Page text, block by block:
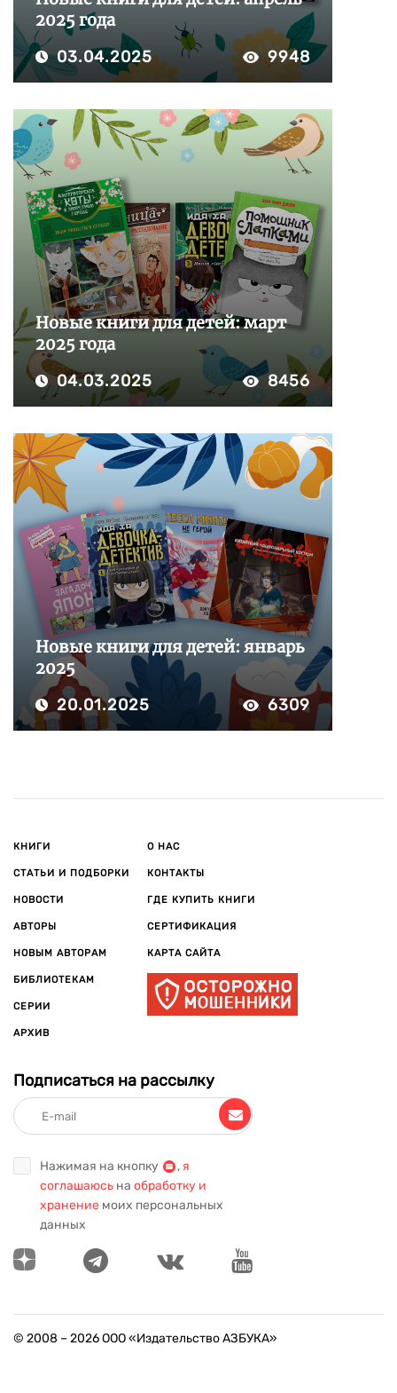
2025 года
03.04.2025 9948
Новые книги для детей: март
2025 года
04.03.2025 8456
Новые книги для детей: январь
2025
20.01.2025 6309
КНИГИ
СТАТЬИ И ПОДБОРКИ
НОВОСТИ
АВТОРЫ
НОВЫМ АВТОРАМ
БИБЛИОТЕКАМ
СЕРИИ
АРХИВ
О НАС
КОНТАКТЫ
ГДЕ КУПИТЬ КНИГИ
СЕРТИФИКАЦИЯ
КАРТА САЙТА
Подписаться на рассылку
Нажимая на кнопку , я
соглашаюсь на обработку и
хранение моих персональных
данных
© 2008 – 2026ООО «Издательство АЗБУКА»